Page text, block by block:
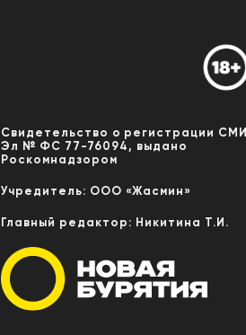
Свидетельство о регистрации СМИ
Эл № ФС 77-76094, выдано
Роскомнадзором
Учредитель: ООО «Жасмин»
Главный редактор: Никитина Т.И.